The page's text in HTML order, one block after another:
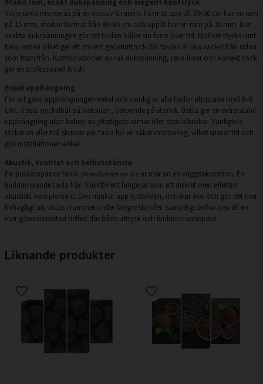
Stabil ram, exakt dukspänning och elegant kanttryck
Varje tavla monteras på en massiv fururam. Format upp till 70×50 cm har en ram
på 15 mm, medan format från 90×60 cm och uppåt har en ram på 20 mm. Den
exakta dukspänningen gör att tavlan håller sin form över tid. Motivet trycks runt
hela ramen vilket ger ett stilrent galleriuttryck där tavlan är lika vacker från sidan
som framifrån. Kombinationen av rak dukspänning, rena linjer och korrekt tryck
ger en professionell finish.
Enkel upphängning
För att göra upphängningen enkel och smidig är alla tavlor utrustade med 6–8
CNC-frästa nyckelhål på baksidan, beroende på storlek. Detta ger en extra stabil
upphängning utan behov av ytterligare ramar eller specialkrokar. Vanligtvis
räcker en eller två skruvar per tavla för en säker montering, vilket sparar tid och
gör installationen enkel.
Akustik, kvalitet och helhetskänsla
En ljuddämpande tavla Strawberries on iceär mer än en väggdekoration. En
ljuddämpande tavla från SilentDirect fungerar som ett diskret men effektivt
akustiskt komplement. Den mjukar upp ljudbilden, minskar eko och gör det mer
behagligt att vistas i rummet under längre stunder. Samtidigt bidrar den till en
mer genomarbetad helhet där både uttryck och funktion samspelar.
Liknande produkter